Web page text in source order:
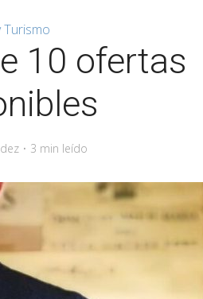
10 ofertas
3 min leído